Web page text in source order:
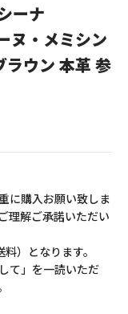
ーナ
ヌ・メミシン
ラウン 本革 参
に購入お願い致しま
理解ご承諾いただい
）となります。
て」を一読いただ